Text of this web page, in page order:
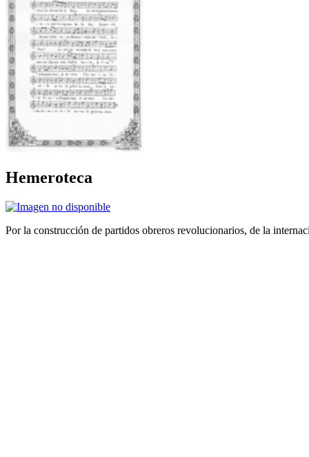
Hemeroteca
Por la construcción de partidos obreros revolucionarios, de la